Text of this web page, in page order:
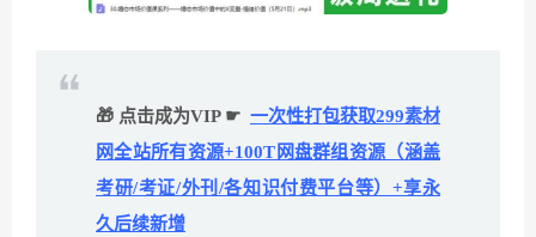
🎁 点击成为VIP ☛ 一次性打包获取299素材
网全站所有资源+100T网盘群组资源（涵盖
考研/考证/外刊/各知识付费平台等）+享永
久后续新增